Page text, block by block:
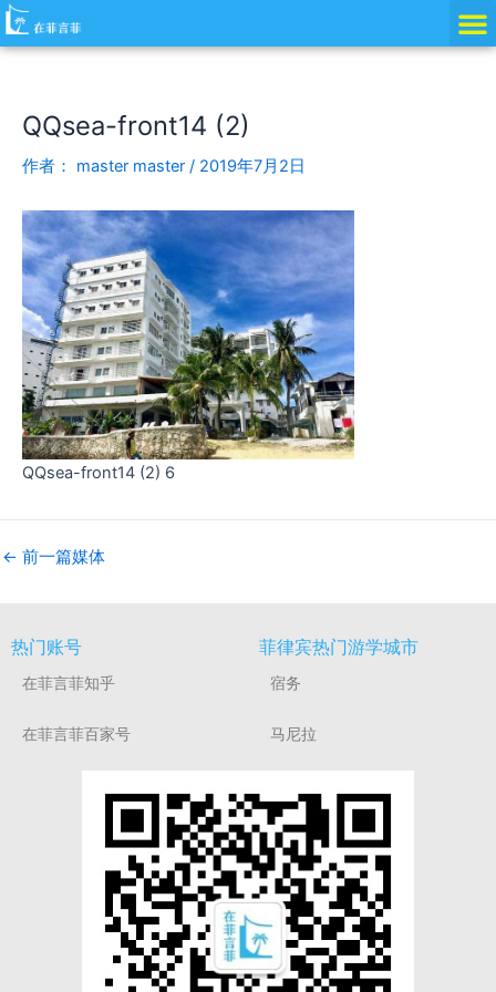
跳
至
QQsea-front14 (2)
作者： master master / 2019年7月2日
QQsea-front14 (2) 6
Post
navigation
← 前一篇媒体
热门账号
在菲言菲知乎
在菲言菲百家号
菲律宾热门游学城市
宿务
马尼拉